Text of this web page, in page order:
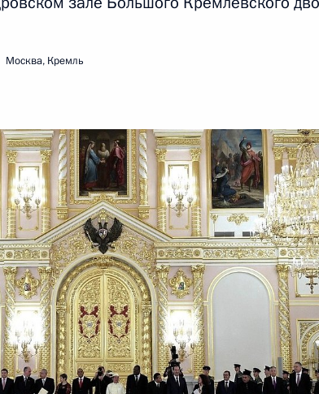
Показать следующие материалы
Центризбиркома Эллой Памфиловой
Кремль
работника сельского хозяйства
Москва, Кремль